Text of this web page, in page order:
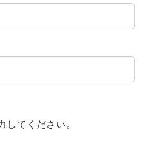
てください。